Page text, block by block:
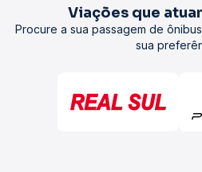
Viações que
Procure a sua passagem de
sua